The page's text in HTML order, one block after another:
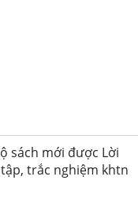
sách mới được Lời
trắc nghiệm khtn